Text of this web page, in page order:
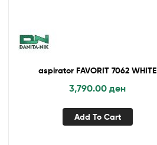
aspirator FAVORIT 7062 WHITE
3,790.00 ден
Add To Cart